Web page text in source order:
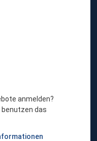
anmelden?
benutzen das